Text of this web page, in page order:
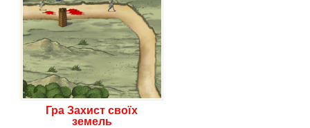
Гра Захист своїх
земель